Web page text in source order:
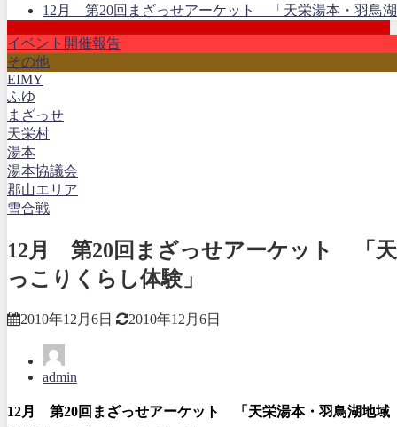
12月 第20回まざっせアーケット 「天栄湯本・羽鳥
イベント開催報告
その他
EIMY
ふゆ
まざっせ
天栄村
湯本
湯本協議会
郡山エリア
雪合戦
12月 第20回まざっせアーケット 「
っこりくらし体験」
2010年12月6日 2010年12月6日
admin
12月 第20回まざっせアーケット 「天栄湯本・羽鳥湖地